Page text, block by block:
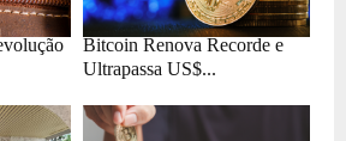
Bitcoin Renova Recorde e
Ultrapassa US$...